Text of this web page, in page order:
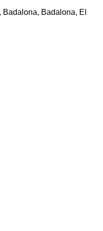
Badalona, Badalona, El